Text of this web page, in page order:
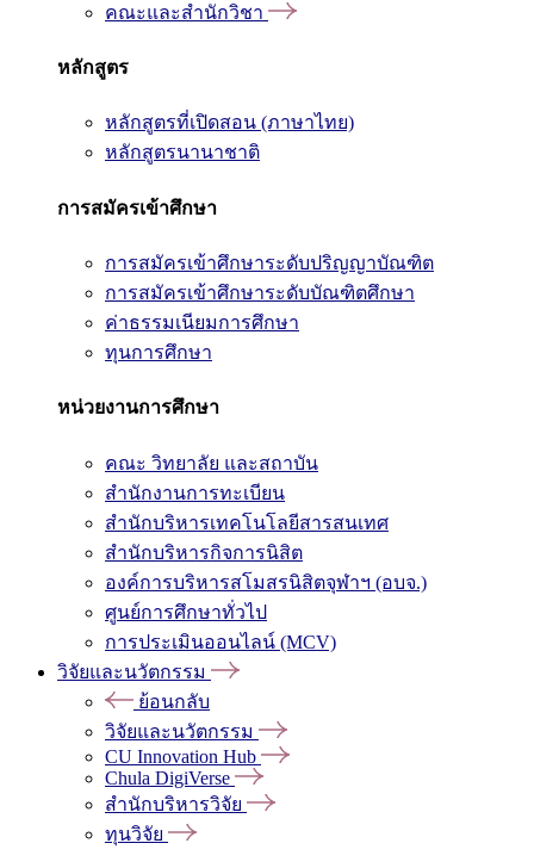
คณะและสำนักวิชา
หลักสูตร
หลักสูตรที่เปิดสอน (ภาษาไทย)
หลักสูตรนานาชาติ
การสมัครเข้าศึกษา
การสมัครเข้าศึกษาระดับปริญญาบัณฑิต
การสมัครเข้าศึกษาระดับบัณฑิตศึกษา
ค่าธรรมเนียมการศึกษา
ทุนการศึกษา
หน่วยงานการศึกษา
คณะ วิทยาลัย และสถาบัน
สำนักงานการทะเบียน
สำนักบริหารเทคโนโลยีสารสนเทศ
สำนักบริหารกิจการนิสิต
องค์การบริหารสโมสรนิสิตจุฬาฯ (อบจ.)
ศูนย์การศึกษาทั่วไป
การประเมินออนไลน์ (MCV)
วิจัยและนวัตกรรม
ย้อนกลับ
วิจัยและนวัตกรรม
CU Innovation Hub
Chula DigiVerse
สำนักบริหารวิจัย
ทุนวิจัย